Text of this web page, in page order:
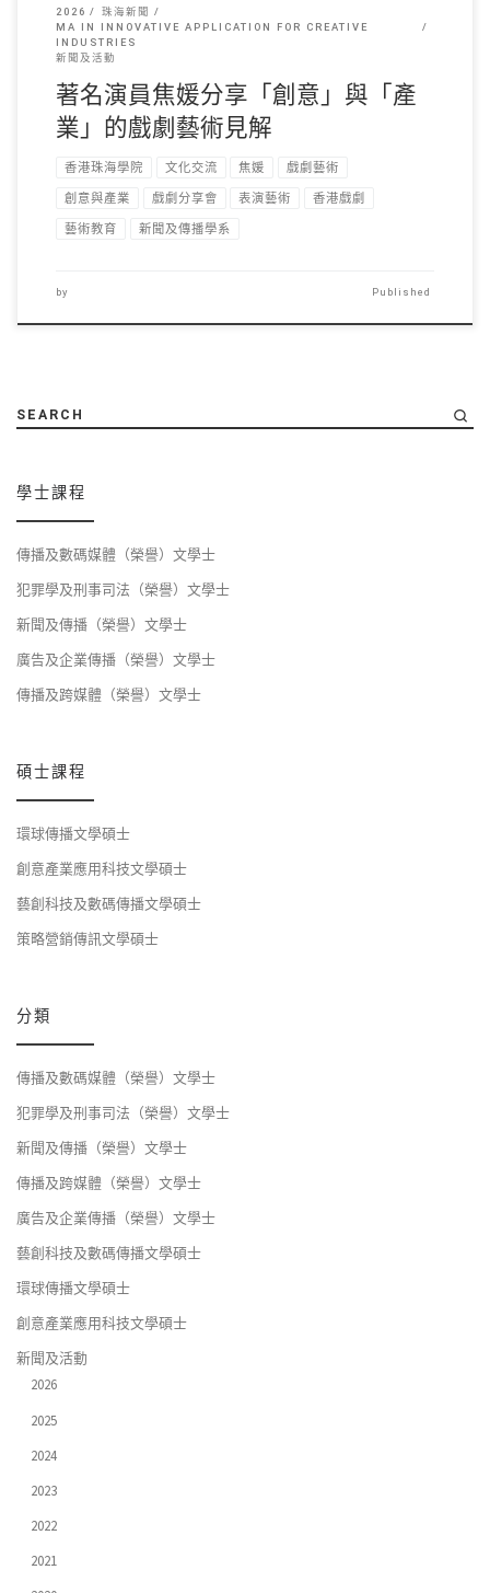
2026
珠海新聞
MA IN INNOVATIVE APPLICATION FOR CREATIVE
INDUSTRIES
新聞及活動
著名演員焦媛分享「創意」與「產
業」的戲劇藝術見解
香港珠海學院 文化交流 焦媛 戲劇藝術
創意與產業 戲劇分享會 表演藝術 香港戲劇
藝術教育 新聞及傳播學系
by Published
SEARCH
學士課程
傳播及數碼媒體（榮譽）文學士
犯罪學及刑事司法（榮譽）文學士
新聞及傳播（榮譽）文學士
廣告及企業傳播（榮譽）文學士
傳播及跨媒體（榮譽）文學士
碩士課程
環球傳播文學碩士
創意產業應用科技文學碩士
藝創科技及數碼傳播文學碩士
策略營銷傳訊文學碩士
分類
傳播及數碼媒體（榮譽）文學士
犯罪學及刑事司法（榮譽）文學士
新聞及傳播（榮譽）文學士
傳播及跨媒體（榮譽）文學士
廣告及企業傳播（榮譽）文學士
藝創科技及數碼傳播文學碩士
環球傳播文學碩士
創意產業應用科技文學碩士
新聞及活動
2026
2025
2024
2023
2022
2021